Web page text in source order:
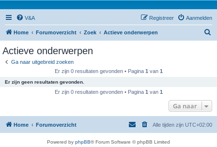
V&A Aanmelden
Registreer
Home Forumoverzicht Zoek Actieve onderwerpen
Actieve onderwerpen
Ga naar uitgebreid zoeken
Er zijn 0 resultaten gevonden • Pagina 1 van 1
Er zijn geen resultaten gevonden.
Er zijn 0 resultaten gevonden • Pagina 1 van 1
Ga naar
Home Forumoverzicht Alle tijden zijn UTC+02:00
Powered by phpBB® Forum Software © phpBB Limited